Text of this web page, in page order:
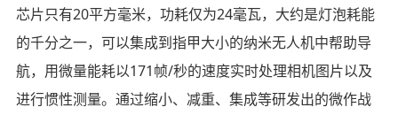
芯片只有20平方毫米，功耗仅为24毫瓦，大约是灯泡耗能
的千分之一，可以集成到指甲大小的纳米无人机中帮助导
航，用微量能耗以171帧/秒的速度实时处理相机图片以及
进行惯性测量。通过缩小、减重、集成等研发出的微作战